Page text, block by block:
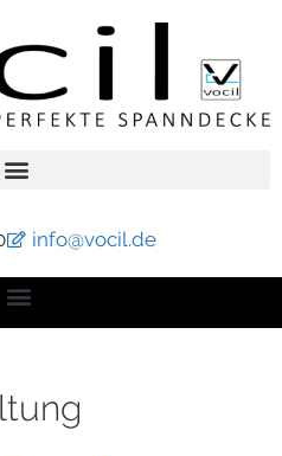
info@vocil.de